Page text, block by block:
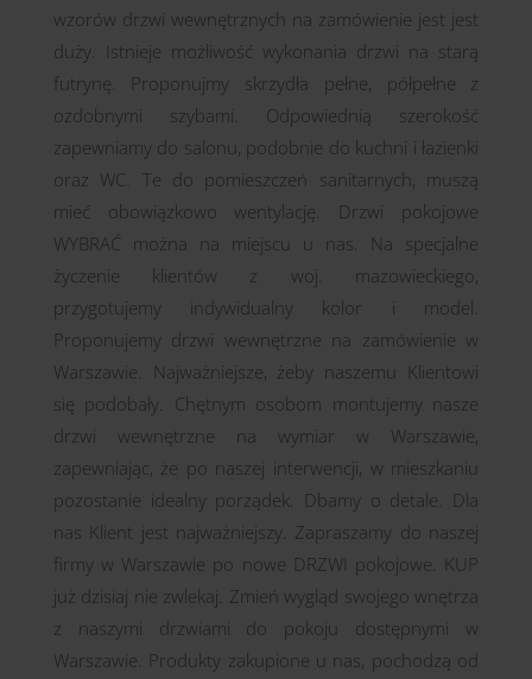
wzorów drzwi wewnętrznych na zamówienie jest jest
duży. Istnieje możliwość wykonania drzwi na starą
futrynę. Proponujmy skrzydła pełne, półpełne z
ozdobnymi szybami. Odpowiednią szerokość
zapewniamy do salonu, podobnie do kuchni i łazienki
oraz WC. Te do pomieszczeń sanitarnych, muszą
mieć obowiązkowo wentylację. Drzwi pokojowe
WYBRAĆ można na miejscu u nas. Na specjalne
życzenie klientów z woj. mazowieckiego,
przygotujemy indywidualny kolor i model.
Proponujemy drzwi wewnętrzne na zamówienie w
Warszawie. Najważniejsze, żeby naszemu Klientowi
się podobały. Chętnym osobom montujemy nasze
drzwi wewnętrzne na wymiar w Warszawie,
zapewniając, że po naszej interwencji, w mieszkaniu
pozostanie idealny porządek. Dbamy o detale. Dla
nas Klient jest najważniejszy. Zapraszamy do naszej
firmy w Warszawie po nowe DRZWI pokojowe. KUP
już dzisiaj nie zwlekaj. Zmień wygląd swojego wnętrza
z naszymi drzwiami do pokoju dostępnymi w
Warszawie. Produkty zakupione u nas, pochodzą od